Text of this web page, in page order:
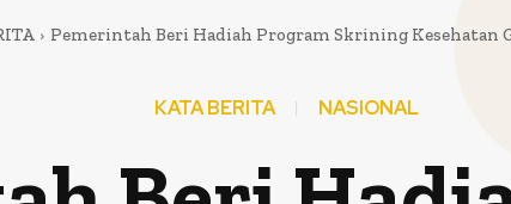
Pemerintah Beri Hadiah Program Skrining Kesehatan
KATA BERITA NASIONAL